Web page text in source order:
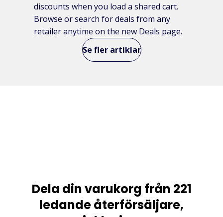
discounts when you load a shared cart.
Browse or search for deals from any
retailer anytime on the new Deals page.
Se fler artiklar
Dela din varukorg från 221
ledande återförsäljare,